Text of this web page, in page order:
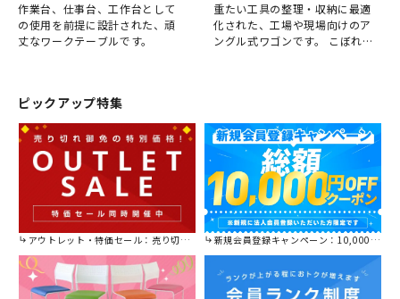
作業台、仕事台、工作台として
の使用を前提に設計された、頑
丈なワークテーブルです。
重たい工具の整理・収納に最適
化された、工場や現場向けのア
ングル式ワゴンです。 こぼれ止
ピックアップ特集
アウトレット・特価セール：売り切れ御免の特別価格！ 新規会員登録キャンペーン：10,000円OFFクーポン進呈中！